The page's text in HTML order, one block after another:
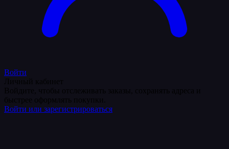
Войти
Войти или зарегистрироваться